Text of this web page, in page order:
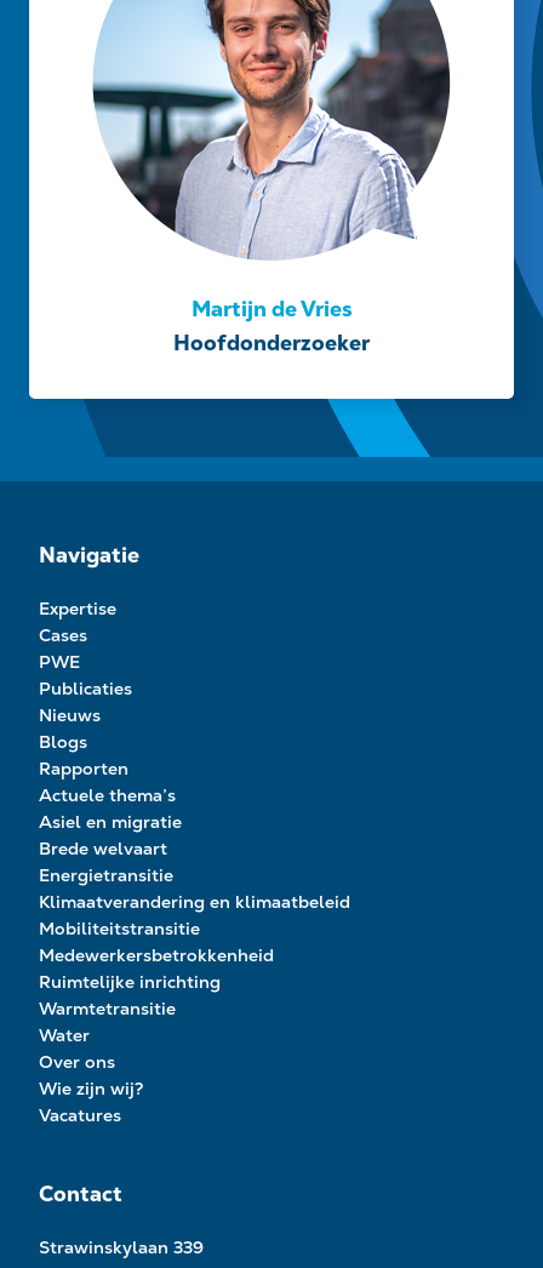
Martijn de Vries
Hoofdonderzoeker
laten.
Navigatie
Expertise
Cases
PWE
Publicaties
Nieuws
Blogs
Rapporten
Actuele thema’s
Asiel en migratie
Brede welvaart
Energietransitie
Klimaatverandering en klimaatbeleid
Mobiliteitstransitie
Medewerkersbetrokkenheid
Ruimtelijke inrichting
Warmtetransitie
Water
Over ons
Wie zijn wij?
Vacatures
Contact
Strawinskylaan 339